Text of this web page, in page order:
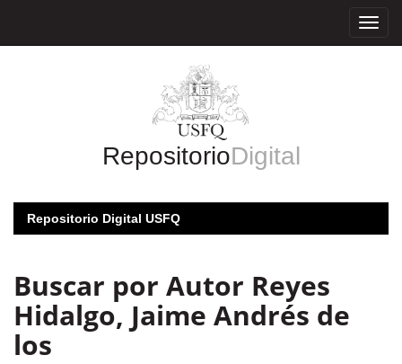
RepositorioDigital
Repositorio Digital USFQ
Buscar por Autor Reyes
Hidalgo, Jaime Andrés de
los